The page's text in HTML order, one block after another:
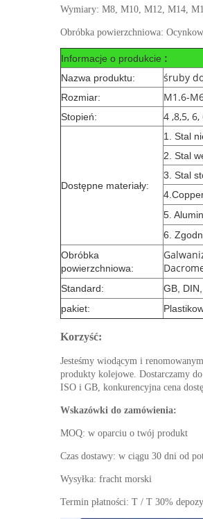
Wymiary: M8, M10, M12, M14,
Obróbka powierzchniowa:
Informacje o produkcie :
Nazwa produktu:
śruby
Rozmiar: M1.6-
Stopień: 4 ,8,5,
Dostępne materiały:
1. Stal
2. Stal
3. Stal
5.
6.
Obróbka
powierzchniowa:
Standard:
GB,
pakiet:
Korzyść:
Jesteśmy wiodącym i
produkty kolejowe. Dostarczamy
ISO i GB, konkurencyjna cena
Wskazówki do zamówienia:
MOQ: w oparciu o twój produkt
Czas dostawy: w ciągu 30 dni od
Wysyłka: fracht morski
Termin płatności: T / T 30%